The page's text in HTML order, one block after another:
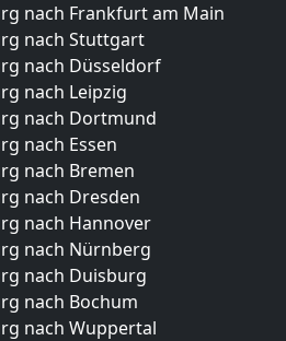
nach Frankfurt am Main
nach Stuttgart
nach Düsseldorf
nach Leipzig
nach Dortmund
nach Essen
nach Bremen
nach Dresden
nach Hannover
nach Nürnberg
nach Duisburg
nach Bochum
nach Wuppertal